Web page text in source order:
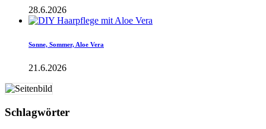
28.6.2026
Sonne, Sommer, Aloe Vera
21.6.2026
Schlagwörter